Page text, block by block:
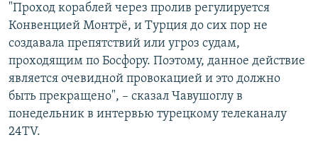
"Проход кораблей через пролив регулируется
Конвенцией Монтрё, и Турция до сих пор не
создавала препятствий или угроз судам,
проходящим по Босфору. Поэтому, данное действие
является очевидной провокацией и это должно
быть прекращено", – сказал Чавушоглу в
понедельник в интервью турецкому телеканалу
24TV.